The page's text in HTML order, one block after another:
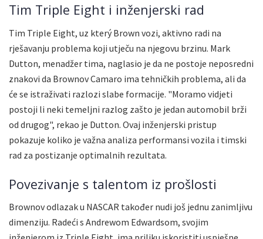
Tim Triple Eight i inženjerski rad
Tim Triple Eight, uz který Brown vozi, aktivno radi na
rješavanju problema koji utječu na njegovu brzinu. Mark
Dutton, menadžer tima, naglasio je da ne postoje neposredni
znakovi da Brownov Camaro ima tehničkih problema, ali da
će se istraživati razlozi slabe formacije. "Moramo vidjeti
postoji li neki temeljni razlog zašto je jedan automobil brži
od drugog", rekao je Dutton. Ovaj inženjerski pristup
pokazuje koliko je važna analiza performansi vozila i timski
rad za postizanje optimalnih rezultata.
Povezivanje s talentom iz prošlosti
Brownov odlazak u NASCAR također nudi još jednu zanimljivu
dimenziju. Radeći s Andrewom Edwardsom, svojim